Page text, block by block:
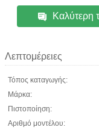
Καλύτερη
Λεπτομέρειες
Τόπος καταγωγής:
Μάρκα:
Πιστοποίηση:
Αριθμό μοντέλου: